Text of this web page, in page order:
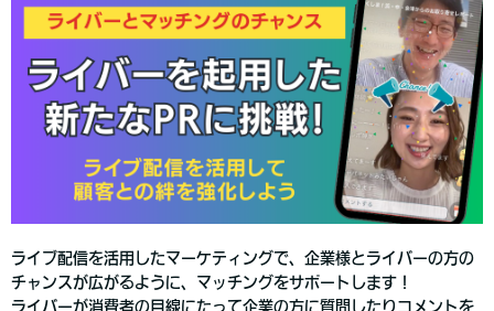
ライブ配信を活用したマーケティングで、企業様とライバーの方の
チャンスが広がるように、マッチングをサポートします！
ライバーが消費者の目線にたって企業の方に質問したりコメントを